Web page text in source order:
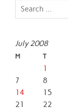
July 2008
M T
1
7
8
14
15
21
22